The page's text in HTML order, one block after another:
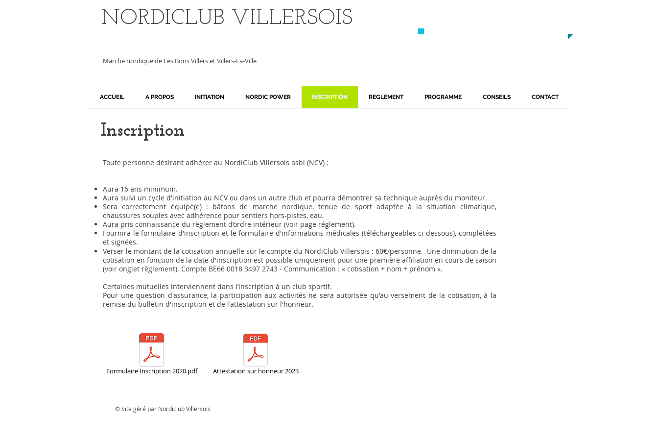
NORDICLUB VILLERSOIS
Marche nordique de Les Bons Villers et Villers-La-Ville
ACCUEIL A PROPOS INITIATION NORDIC POWER INSCRIPTION REGLEMENT PROGRAMME CONSEILS CONTACT
Inscription
Toute personne désirant adhérer au NordiClub Villersois asbl (NCV) :
Aura 16 ans minimum.
Aura suivi un cycle d'initiation au NCV ou dans un autre club et pourra démontrer sa technique auprès du moniteur.
Sera correctement équipé(e) : bâtons de marche nordique, tenue de sport adaptée à la situation climatique,
chaussures souples avec adhérence pour sentiers hors-pistes, eau.
Aura pris connaissance du règlement d’ordre intérieur (voir page réglement).
Fournira le formulaire d'inscription et le formulaire d'informations médicales (téléchargeables ci-dessous), complétées
et signées.
Verser le montant de la cotisation annuelle sur le compte du NordiClub Villersois : 60€/personne. Une diminution de la
cotisation en fonction de la date d'inscription est possible uniquement pour une première affiliation en cours de saison
(voir onglet règlement). Compte BE66 0018 3497 2743 - Communication : « cotisation + nom + prénom ».
Certaines mutuelles interviennent dans l’inscription à un club sportif.
Pour une question d'assurance, la participation aux activités ne sera autorisée qu'au versement de la cotisation, à la
remise du bulletin d'inscription et de l'attestation sur l'honneur.
Formulaire Inscription 2020.pdf Attestation sur honneur 2023
© Site géré par Nordiclub Villersois